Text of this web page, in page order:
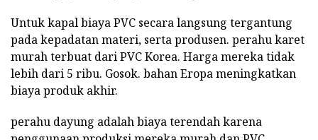
Untuk kapal biaya PVC secara langsung tergantung
pada kepadatan materi, serta produsen. perahu karet
murah terbuat dari PVC Korea. Harga mereka tidak
lebih dari 5 ribu. Gosok. bahan Eropa meningkatkan
biaya produk akhir.
perahu dayung adalah biaya terendah karena